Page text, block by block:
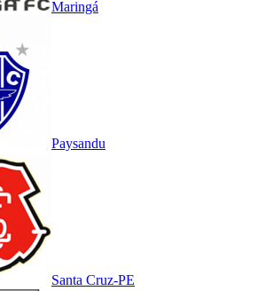
Maringá
Paysandu
Santa Cruz-PE